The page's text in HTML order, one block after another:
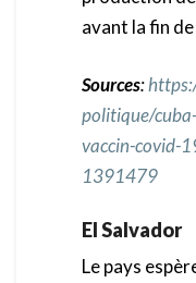
avant la fin
Sources:
politique/
vaccin-covid-
1391479
El Salvador
Le pays